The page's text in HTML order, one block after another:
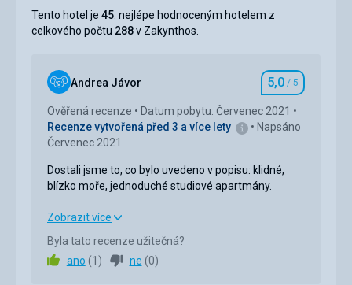
Tento hotel je 45. nejlépe hodnoceným hotelem z
celkového počtu 288v Zakynthos.
Andrea Jávor Hodnocení
5,0 / 5
Ověřená recenze
Datum pobytu: Červenec 2021
Recenze vytvořená před 3 a více lety
Napsáno
Červenec 2021
Dostali jsme to, co bylo uvedeno v popisu: klidné,
blízko moře, jednoduché studiové apartmány.
Dostali jsme to, co bylo uvedeno v popisu: klidné,
blízko moře, jednoduché studiové apartmány.
Strava
Zobrazit více
Byla tato recenze užitečná?
ano (1 ) ne (0)